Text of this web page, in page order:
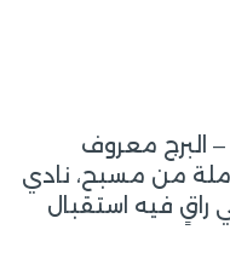
“الشقة في برج داماك وورلد 1 – البرج معروف
من مسبح، نادي
راقٍ فيه استقبال